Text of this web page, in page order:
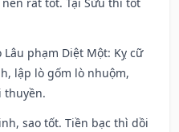
phạm Diệt Một: Kỵ cữ
lập lò gốm lò nhuộm,
thuyền.
sao tốt. Tiền bạc thì dồi